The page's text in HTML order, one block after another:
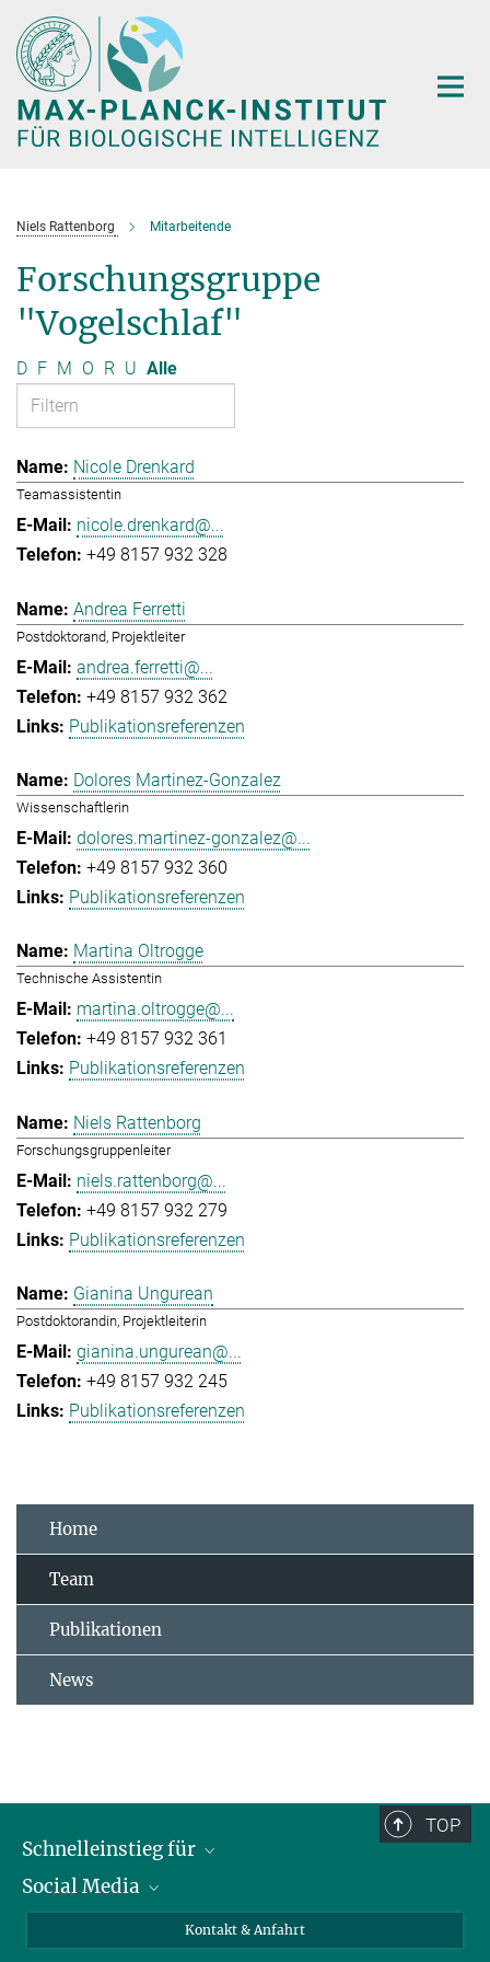
Hauptinhalt
Niels Rattenborg Mitarbeitende
Forschungsgruppe
"Vogelschlaf"
D F M O R U Alle
Nicole Drenkard
Teamassistentin
nicole.drenkard@...
+49 8157 932 328
Andrea Ferretti
Postdoktorand, Projektleiter
andrea.ferretti@...
+49 8157 932 362
Publikationsreferenzen
Dolores Martinez-Gonzalez
Wissenschaftlerin
dolores.martinez-gonzalez@...
+49 8157 932 360
Publikationsreferenzen
Martina Oltrogge
Technische Assistentin
martina.oltrogge@...
+49 8157 932 361
Publikationsreferenzen
Niels Rattenborg
Forschungsgruppenleiter
niels.rattenborg@...
+49 8157 932 279
Publikationsreferenzen
Gianina Ungurean
Postdoktorandin, Projektleiterin
gianina.ungurean@...
+49 8157 932 245
Publikationsreferenzen
Home
Team
Publikationen
News
TOP
Schnelleinstieg für
Journalist*innen
Social Media
Kontakt & Anfahrt